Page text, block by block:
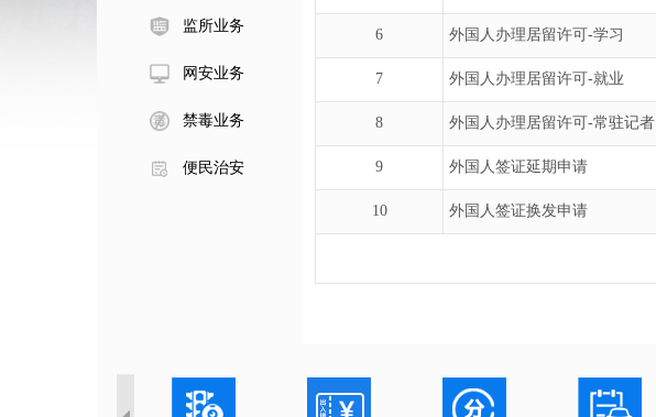
监所业务
网安业务
禁毒业务
便民治安
6 外国人办理居留许可-学习
7 外国人办理居留许可-就业
8 外国人办理居留许可-常驻记者
9 外国人签证延期申请
10 外国人签证换发申请